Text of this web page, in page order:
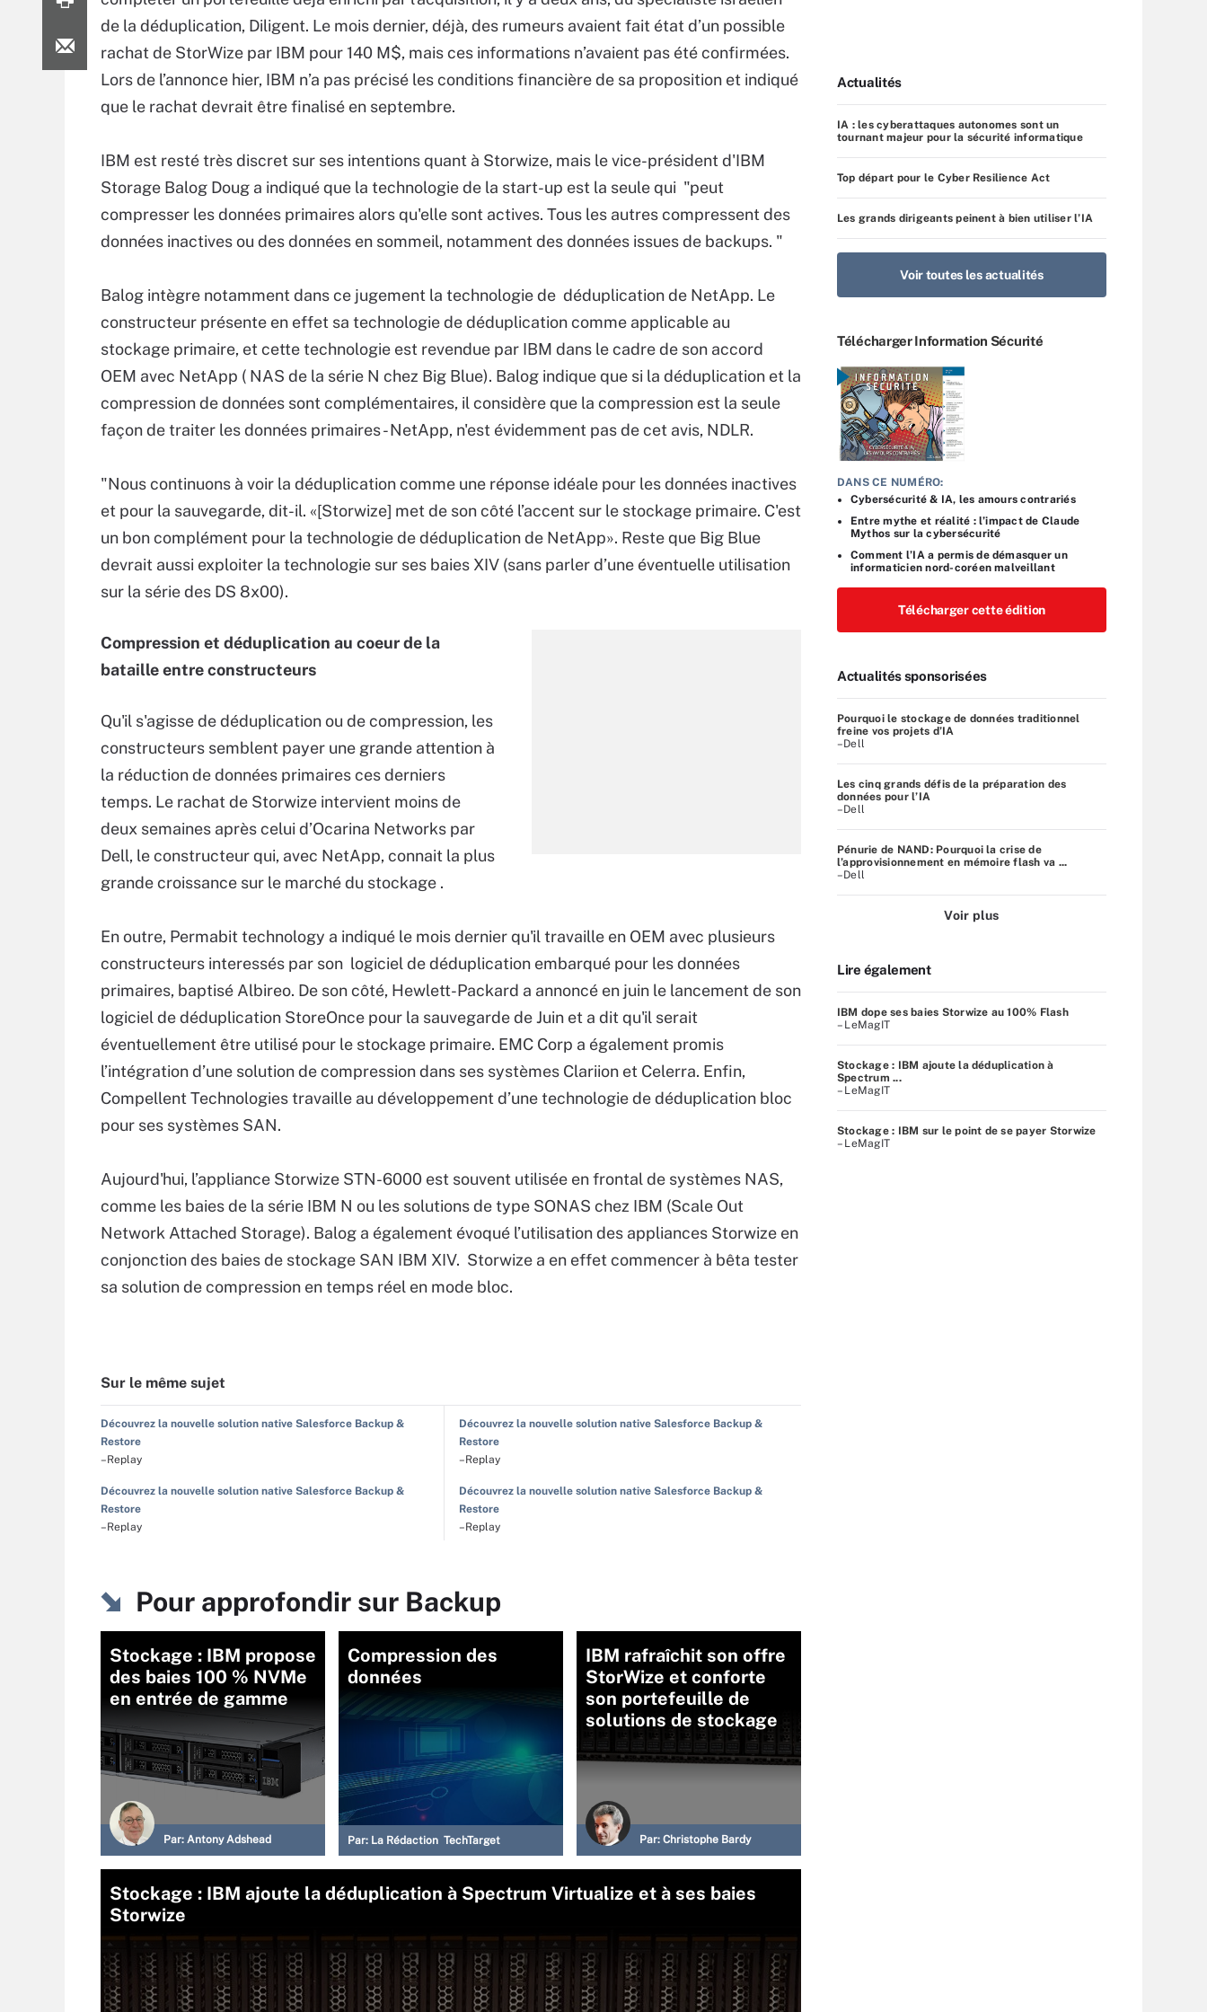
de la déduplication, Diligent. Le mois dernier, déjà, des rumeurs avaient fait état d’un possible
rachat de StorWize par IBM pour 140 M$, mais ces informations n’avaient pas été confirmées.
Lors de l’annonce hier, IBM n’a pas précisé les conditions financière de sa proposition et indiqué
que le rachat devrait être finalisé en septembre.
IBM est resté très discret sur ses intentions quant à Storwize, mais le vice-président d'IBM
Storage Balog Doug a indiqué que la technologie de la start-up est la seule qui "peut
compresser les données primaires alors qu'elle sont actives. Tous les autres compressent des
données inactives ou des données en sommeil, notamment des données issues de backups. "
Balog intègre notamment dans ce jugement la technologie de déduplication de NetApp. Le
constructeur présente en effet sa technologie de déduplication comme applicable au
stockage primaire, et cette technologie est revendue par IBM dans le cadre de son accord
OEM avec NetApp ( NAS de la série N chez Big Blue). Balog indique que si la déduplication et la
compression de données sont complémentaires, il considère que la compression est la seule
façon de traiter les données primaires - NetApp, n'est évidemment pas de cet avis, NDLR.
"Nous continuons à voir la déduplication comme une réponse idéale pour les données inactives
et pour la sauvegarde, dit-il. «[Storwize] met de son côté l’accent sur le stockage primaire. C'est
un bon complément pour la technologie de déduplication de NetApp». Reste que Big Blue
devrait aussi exploiter la technologie sur ses baies XIV (sans parler d’une éventuelle utilisation
sur la série des DS 8x00).
Compression et déduplication au coeur de la
bataille entre constructeurs
Qu'il s'agisse de déduplication ou de compression, les
constructeurs semblent payer une grande attention à
la réduction de données primaires ces derniers
temps. Le rachat de Storwize intervient moins de
deux semaines après celui d’Ocarina Networks par
Dell, le constructeur qui, avec NetApp, connait la plus
grande croissance sur le marché du stockage .
En outre, Permabit technology a indiqué le mois dernier qu'il travaille en OEM avec plusieurs
constructeurs interessés par son logiciel de déduplication embarqué pour les données
primaires, baptisé Albireo. De son côté, Hewlett-Packard a annoncé en juin le lancement de son
logiciel de déduplication StoreOnce pour la sauvegarde de Juin et a dit qu'il serait
éventuellement être utilisé pour le stockage primaire. EMC Corp a également promis
l’intégration d’une solution de compression dans ses systèmes Clariion et Celerra. Enfin,
Compellent Technologies travaille au développement d’une technologie de déduplication bloc
pour ses systèmes SAN.
Aujourd'hui, l’appliance Storwize STN-6000 est souvent utilisée en frontal de systèmes NAS,
comme les baies de la série IBM N ou les solutions de type SONAS chez IBM (Scale Out
Network Attached Storage). Balog a également évoqué l’utilisation des appliances Storwize en
conjonction des baies de stockage SAN IBM XIV. Storwize a en effet commencer à bêta tester
sa solution de compression en temps réel en mode bloc.
Sur le même sujet
Découvrez la nouvelle solution native Salesforce Backup &
Restore
–Replay
Découvrez la nouvelle solution native Salesforce Backup &
Restore
–Replay
Découvrez la nouvelle solution native Salesforce Backup &
Restore
–Replay
Découvrez la nouvelle solution native Salesforce Backup &
Restore
–Replay
Pour approfondir sur Backup
Stockage : IBM propose
des baies 100 % NVMe
en entrée de gamme
Par: Antony Adshead
Compression des
données
Par: La Rédaction TechTarget
IBM rafraîchit son offre
StorWize et conforte
son portefeuille de
solutions de stockage
Par: Christophe Bardy
Stockage : IBM ajoute la déduplication à Spectrum Virtualize et à ses baies
Storwize
Actualités
IA : les cyberattaques autonomes sont un
tournant majeur pour la sécurité informatique
Top départ pour le Cyber Resilience Act
Les grands dirigeants peinent à bien utiliser l’IA
Voir toutes les actualités
Télécharger Information Sécurité
DANS CE NUMÉRO:
Cybersécurité & IA, les amours contrariés
Entre mythe et réalité : l’impact de Claude
Mythos sur la cybersécurité
Comment l’IA a permis de démasquer un
informaticien nord-coréen malveillant
Télécharger cette édition
Actualités sponsorisées
Pourquoi le stockage de données traditionnel
freine vos projets d’IA
–Dell
Les cinq grands défis de la préparation des
données pour l’IA
–Dell
Pénurie de NAND: Pourquoi la crise de
l’approvisionnement en mémoire flash va ...
–Dell
Voir plus
Lire également
IBM dope ses baies Storwize au 100% Flash
– LeMagIT
Stockage : IBM ajoute la déduplication à
Spectrum ...
– LeMagIT
Stockage : IBM sur le point de se payer Storwize
– LeMagIT